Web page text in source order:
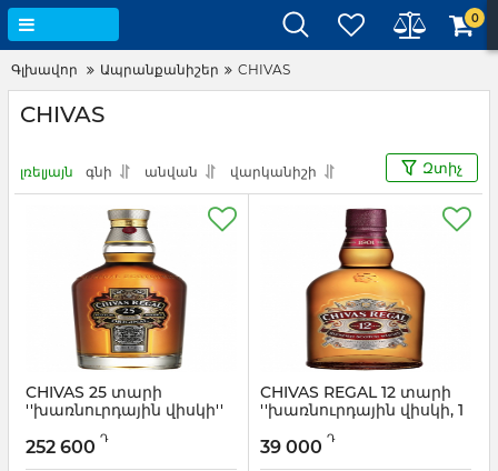
0
Գլխավոր Ապրանքանիշեր CHIVAS
CHIVAS
լռելյայն գնի անվան վարկանիշի Զտիչ
CHIVAS 25 տարի
''խառնուրդային վիսկի''
0.7
252 600 Դ
CHIVAS REGAL 12 տարի
''խառնուրդային վիսկի, 1
Արտիկուլ:
39 000 Դ